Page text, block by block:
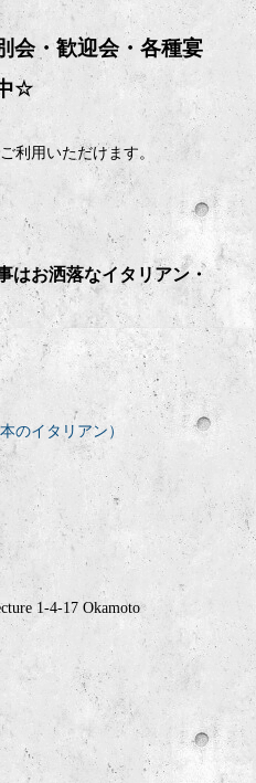
・歓迎会・ 各種宴
☆
利用いただけます。
はお洒落なイタリアン・
のイタリアン）
1-4-17 Okamoto